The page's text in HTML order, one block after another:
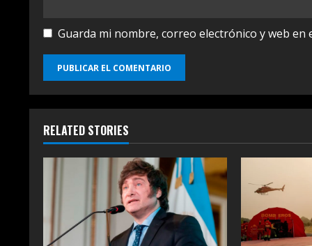
Guarda mi nombre, correo electrónico y web
RELATED STORIES